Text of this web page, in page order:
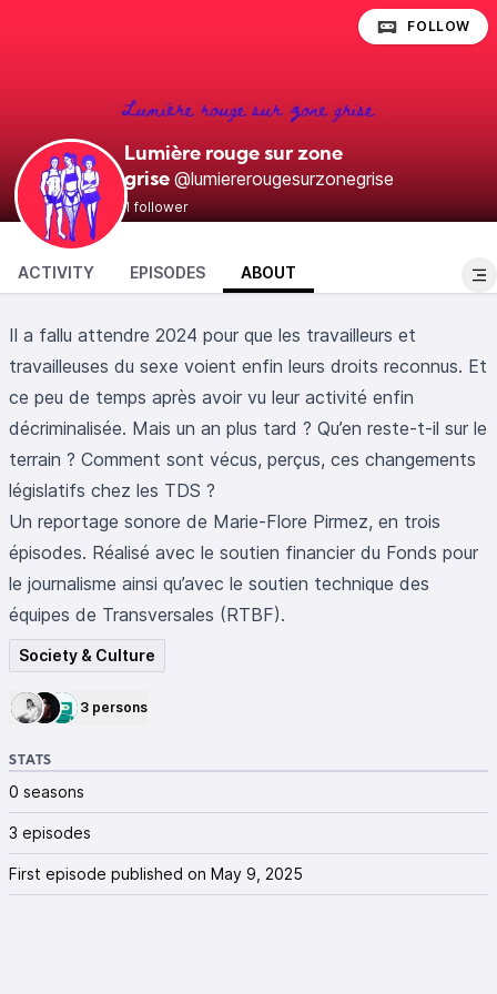
Lumière rouge sur zone
grise @lumiererougesurzonegrise
1 follower
FOLLOW
ACTIVITY EPISODES ABOUT
Il a fallu attendre 2024 pour que les travailleurs et
travailleuses du sexe voient enfin leurs droits reconnus. Et
ce peu de temps après avoir vu leur activité enfin
décriminalisée. Mais un an plus tard ? Qu’en reste-t-il sur le
terrain ? Comment sont vécus, perçus, ces changements
législatifs chez les TDS ?
Un reportage sonore de Marie-Flore Pirmez, en trois
épisodes. Réalisé avec le soutien financier du Fonds pour
le journalisme ainsi qu’avec le soutien technique des
équipes de Transversales (RTBF).
Society & Culture
3 persons
STATS
0 seasons
3 episodes
First episode published on May 9, 2025